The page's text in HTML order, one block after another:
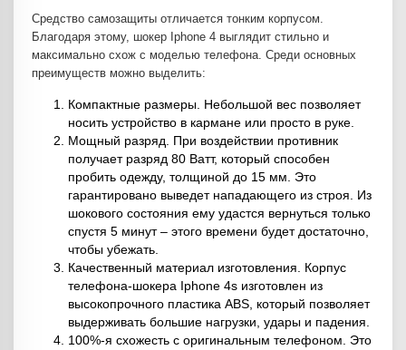
Средство самозащиты отличается тонким корпусом.
Благодаря этому, шокер Iphone 4 выглядит стильно и
максимально схож с моделью телефона. Среди основных
преимуществ можно выделить:
Компактные размеры. Небольшой вес позволяет
носить устройство в кармане или просто в руке.
Мощный разряд. При воздействии противник
получает разряд 80 Ватт, который способен
пробить одежду, толщиной до 15 мм. Это
гарантировано выведет нападающего из строя. Из
шокового состояния ему удастся вернуться только
спустя 5 минут – этого времени будет достаточно,
чтобы убежать.
Качественный материал изготовления. Корпус
телефона-шокера Iphone 4s изготовлен из
высокопрочного пластика ABS, который позволяет
выдерживать большие нагрузки, удары и падения.
100%-я схожесть с оригинальным телефоном. Это